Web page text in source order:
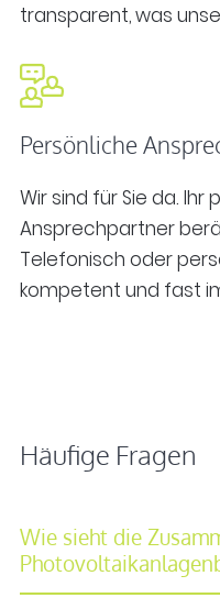
transparent,was
Persönliche
Wir sind für Sie da. Ihr
Ansprechpartner
Telefonisch oder
kompetent und fast
Häufige Fragen
Wie sieht die